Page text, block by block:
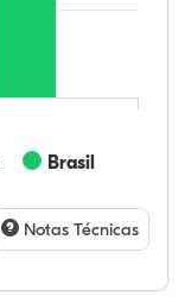
Brasil
Notas Técnicas